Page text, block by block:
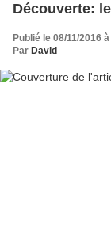
Découverte:
Publié le 08/11/2016
Par David